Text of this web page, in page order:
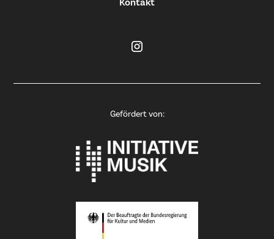
Kontakt
Gefördert von: